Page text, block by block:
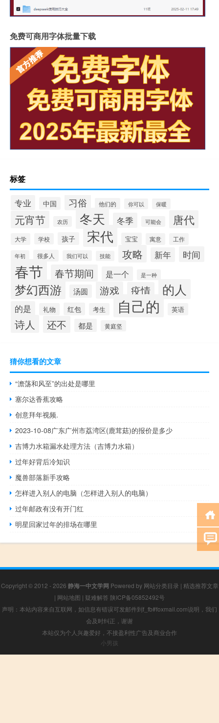
免费可商用字体批量下载
标签
专业 中国 习俗 他们的 你可以 保暖
元宵节 农历 冬天 冬季 可能会 唐代
大学 学校 孩子 宋代 宝宝 寓意 工作
年初 很多人 我们可以 技能 攻略 新年 时间
春节 春节期间 是一个 是一种
梦幻西游 汤圆 游戏 疫情 的人
的是 礼物 红包 考生 自己的 英语
诗人 还不 都是 黄庭坚
猜你想看的文章
“澹荡和风至”的出处是哪里
塞尔达香蕉攻略
创意拜年视频.
2023-10-08广东广州市荔湾区(鹿茸菇)的报价是多少
吉博力水箱漏水处理方法（吉博力水箱）
过年好背后冷知识
魔兽部落新手攻略
怎样进入别人的电脑（怎样进入别人的电脑）
过年邮政有没有开门红
明星回家过年的排场在哪里
Copyright © 2012 - 2026 静海一中文学网 Powered by 网站分类目录 | 精选推荐文章
| 网站地图 | 疑难解答 陕ICP备05852492号
声明：本站内容来自互联网，如信息有错误可发邮件到f_fb#foxmail.com说明，我们
会及时纠正，谢谢
本站仅为个人兴趣爱好，不接盈利性广告及商业合作
小男孩